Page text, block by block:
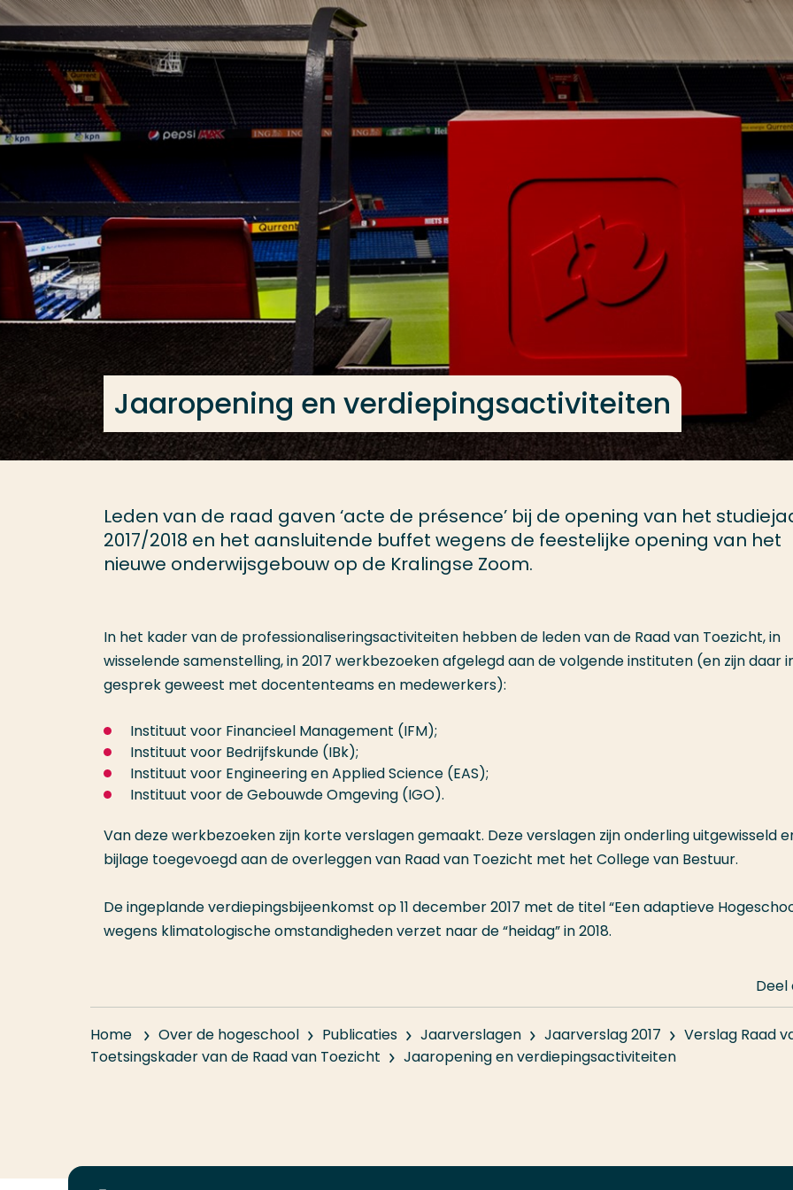
Ga direct naar de content
Jaaropening en verdiepingsactiviteiten
Leden van de raad gaven ‘acte de présence’ bij de opening van het
2017/2018 en het aansluitende buffet wegens de feestelijke opening van het
nieuwe onderwijsgebouw op de Kralingse Zoom.
In het kader van de professionaliseringsactiviteiten hebben de leden van de Raad van Toezicht, in
wisselende samenstelling, in 2017 werkbezoeken afgelegd aan de volgende instituten (en zijn daar
gesprek geweest met docententeams en medewerkers):
Instituut voor Financieel Management (IFM);
Instituut voor Bedrijfskunde (IBk);
Instituut voor Engineering en Applied Science (EAS);
Instituut voor de Gebouwde Omgeving (IGO).
Van deze werkbezoeken zijn korte verslagen gemaakt. Deze verslagen zijn onderling uitgewisseld
bijlage toegevoegd aan de overleggen van Raad van Toezicht met het College van Bestuur.
De ingeplande verdiepingsbijeenkomst op 11 december 2017 met de titel “Een adaptieve
wegens klimatologische omstandigheden verzet naar de “heidag” in 2018.
Home Over de hogeschool Publicaties Jaarverslagen Jaarverslag 2017
Verslag Raad
Toetsingskader van de Raad van Toezicht
Jaaropening en verdiepingsactiviteiten
Veel gezocht
Contact